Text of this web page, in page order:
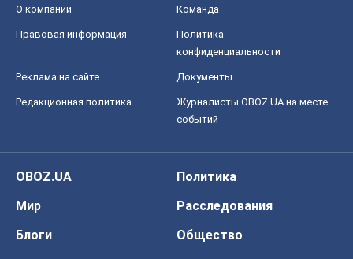
О компании Команда
Правовая информация
Политика
конфиденциальности
Реклама на сайте Документы
Редакционная политика
Журналисты OBOZ.UA на месте
событий
OBOZ.UA
Политика
Мир
Расследования
Блоги
Общество